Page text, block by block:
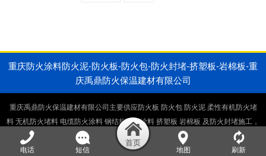
重庆防火涂料防火泥-防火板-防火包-防火封堵-挤塑板-岩棉板-重
庆禹鼎防火保温建材有限公司
重庆禹鼎防火保温建材有限公司主要供应防火板 防火包 防火泥 柔性有机防火堵
料 无机防火堵料 电缆防火涂料 钢结构防火涂料 挤塑板 岩棉板 及防火封堵施工，
电缆井防火封堵施工，桥架防火封堵施工。生产销售一体厂家直供。
电话
短信 地图 刷新